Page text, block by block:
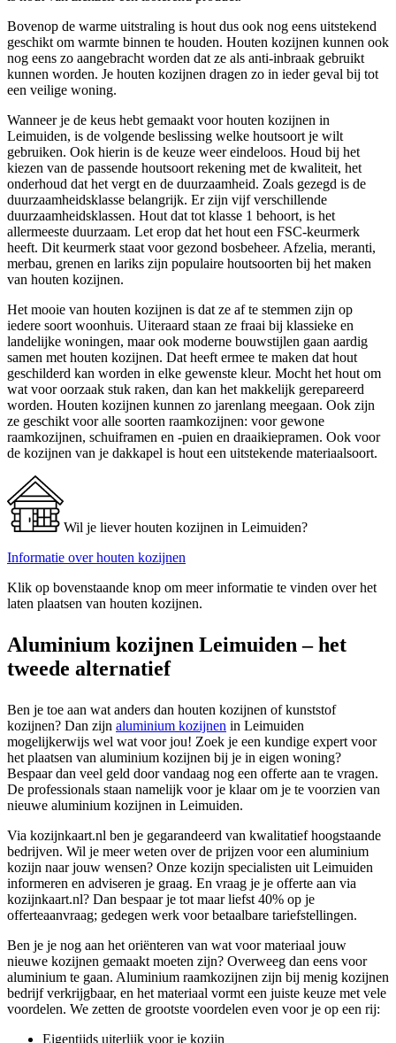
Bovenop de warme uitstraling is hout dus ook nog eens uitstekend
geschikt om warmte binnen te houden. Houten kozijnen kunnen ook
nog eens zo aangebracht worden dat ze als anti-inbraak gebruikt
kunnen worden. Je houten kozijnen dragen zo in ieder geval bij tot
een veilige woning.
Wanneer je de keus hebt gemaakt voor houten kozijnen in
Leimuiden, is de volgende beslissing welke houtsoort je wilt
gebruiken. Ook hierin is de keuze weer eindeloos. Houd bij het
kiezen van de passende houtsoort rekening met de kwaliteit, het
onderhoud dat het vergt en de duurzaamheid. Zoals gezegd is de
duurzaamheidsklasse belangrijk. Er zijn vijf verschillende
duurzaamheidsklassen. Hout dat tot klasse 1 behoort, is het
allermeeste duurzaam. Let erop dat het hout een FSC-keurmerk
heeft. Dit keurmerk staat voor gezond bosbeheer. Afzelia, meranti,
merbau, grenen en lariks zijn populaire houtsoorten bij het maken
van houten kozijnen.
Het mooie van houten kozijnen is dat ze af te stemmen zijn op
iedere soort woonhuis. Uiteraard staan ze fraai bij klassieke en
landelijke woningen, maar ook moderne bouwstijlen gaan aardig
samen met houten kozijnen. Dat heeft ermee te maken dat hout
geschilderd kan worden in elke gewenste kleur. Mocht het hout om
wat voor oorzaak stuk raken, dan kan het makkelijk gerepareerd
worden. Houten kozijnen kunnen zo jarenlang meegaan. Ook zijn
ze geschikt voor alle soorten raamkozijnen: voor gewone
raamkozijnen, schuiframen en -puien en draaikiepramen. Ook voor
de kozijnen van je dakkapel is hout een uitstekende materiaalsoort.
Wil je liever houten kozijnen in Leimuiden?
Informatie over houten kozijnen
Klik op bovenstaande knop om meer informatie te vinden over het
laten plaatsen van houten kozijnen.
Aluminium kozijnen Leimuiden – het
tweede alternatief
Ben je toe aan wat anders dan houten kozijnen of kunststof
kozijnen? Dan zijn aluminium kozijnen in Leimuiden
mogelijkerwijs wel wat voor jou! Zoek je een kundige expert voor
het plaatsen van aluminium kozijnen bij je in eigen woning?
Bespaar dan veel geld door vandaag nog een offerte aan te vragen.
De professionals staan namelijk voor je klaar om je te voorzien van
nieuwe aluminium kozijnen in Leimuiden.
Via kozijnkaart.nl ben je gegarandeerd van kwalitatief hoogstaande
bedrijven. Wil je meer weten over de prijzen voor een aluminium
kozijn naar jouw wensen? Onze kozijn specialisten uit Leimuiden
informeren en adviseren je graag. En vraag je je offerte aan via
kozijnkaart.nl? Dan bespaar je tot maar liefst 40% op je
offerteaanvraag; gedegen werk voor betaalbare tariefstellingen.
Ben je je nog aan het oriënteren van wat voor materiaal jouw
nieuwe kozijnen gemaakt moeten zijn? Overweeg dan eens voor
aluminium te gaan. Aluminium raamkozijnen zijn bij menig kozijnen
bedrijf verkrijgbaar, en het materiaal vormt een juiste keuze met vele
voordelen. We zetten de grootste voordelen even voor je op een rij:
Eigentijds uiterlijk voor je kozijn